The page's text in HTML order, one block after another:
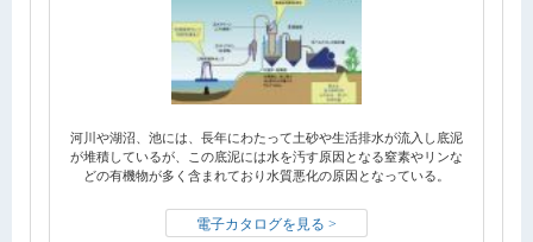
河川や湖沼、池には、長年にわたって土砂や生活排水が流入し底泥
が堆積しているが、この底泥には水を汚す原因となる窒素やリンな
どの有機物が多く含まれており水質悪化の原因となっている。
電子カタログを見る >